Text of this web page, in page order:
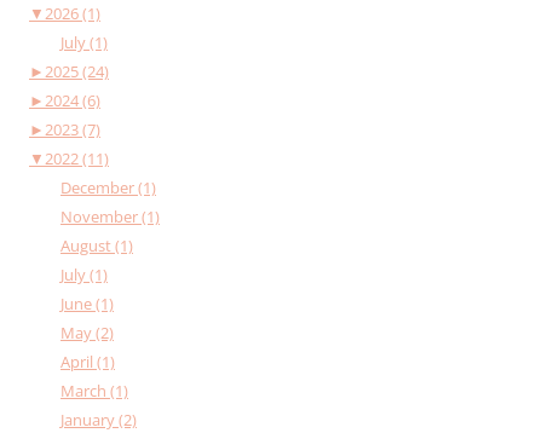
▼2026 (1)
July (1)
►2025 (24)
►2024 (6)
►2023 (7)
▼2022 (11)
December (1)
November (1)
August (1)
July (1)
June (1)
May (2)
April (1)
March (1)
January (2)